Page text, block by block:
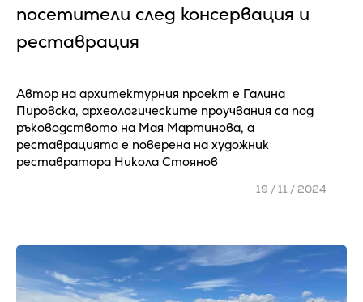
посетители след консервация и
реставрация
Автор на архитектурния проект е Галина
Пировска, археологическите проучвания са под
ръководството на Мая Мартинова, а
реставрацията е поверена на художник
реставратора Никола Стоянов
19 / 11 / 2024